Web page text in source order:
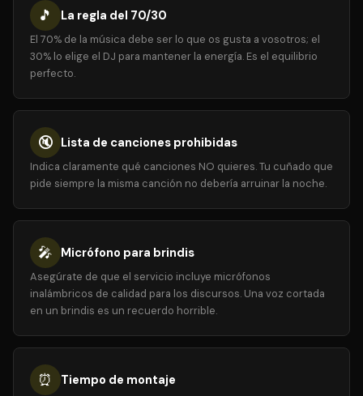
🎵 La regla del 70/30
El 70% de la música debe ser lo que os gusta a vosotros; el
30% lo elige el DJ para mantener la energía. Es el equilibrio
perfecto.
🔇 Lista de canciones prohibidas
Indica claramente qué canciones NO quieres. Tu cuñado que
pide siempre la misma canción no debería arruinar la noche.
🎤 Micrófono para brindis
Asegúrate de que el servicio incluye micrófonos
inalámbricos de calidad para los discursos. Una voz cortada
en un brindis es un recuerdo horrible.
⏰ Tiempo de montaje